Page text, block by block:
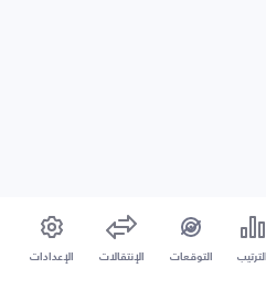
الترتيب التوقعات الإنتقالات الإعدادات